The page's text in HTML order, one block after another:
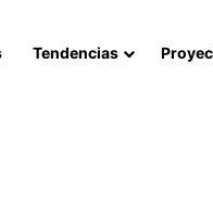
Tendencias